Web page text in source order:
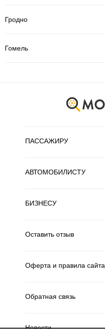
Гродно
Гомель
ПАССАЖИРУ
АВТОМОБИЛИСТУ
БИЗНЕСУ
Оставить отзыв
Оферта и правила сайта
Обратная связь